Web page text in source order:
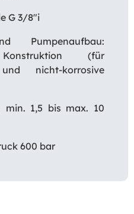
G 3/8″i
Pumpenaufbau:
(für
nicht-korrosive
min. 1,5 bis max. 10
600 bar